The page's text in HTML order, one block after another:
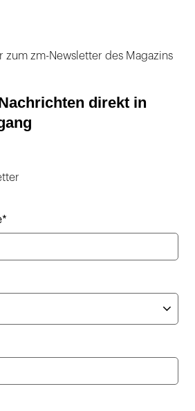
zum zm-Newsletter des Magazins
direkt in